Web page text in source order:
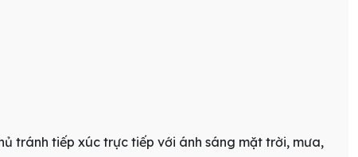
tránh tiếp xúc trực tiếp với ánh sáng mặt trời, mưa,